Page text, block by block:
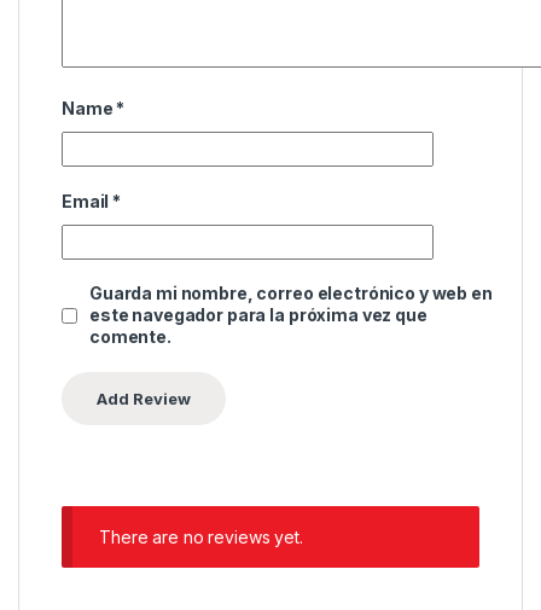
Name *
Email *
Guarda mi nombre, correo electrónico y web en
este navegador para la próxima vez que
comente.
There are no reviews yet.